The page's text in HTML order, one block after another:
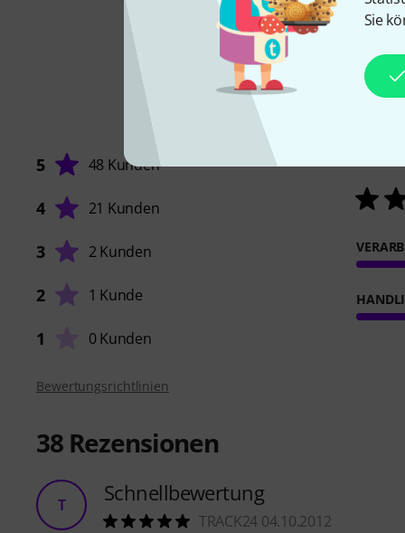
Sie
5 48 Kunden
4 21 Kunden
3 2 Kunden
2 1 Kunde
1 0 Kunden
Bewertungsrichtlinien
38 Rezensionen
T Schnellbewertung
TRACK24 04.10.2012